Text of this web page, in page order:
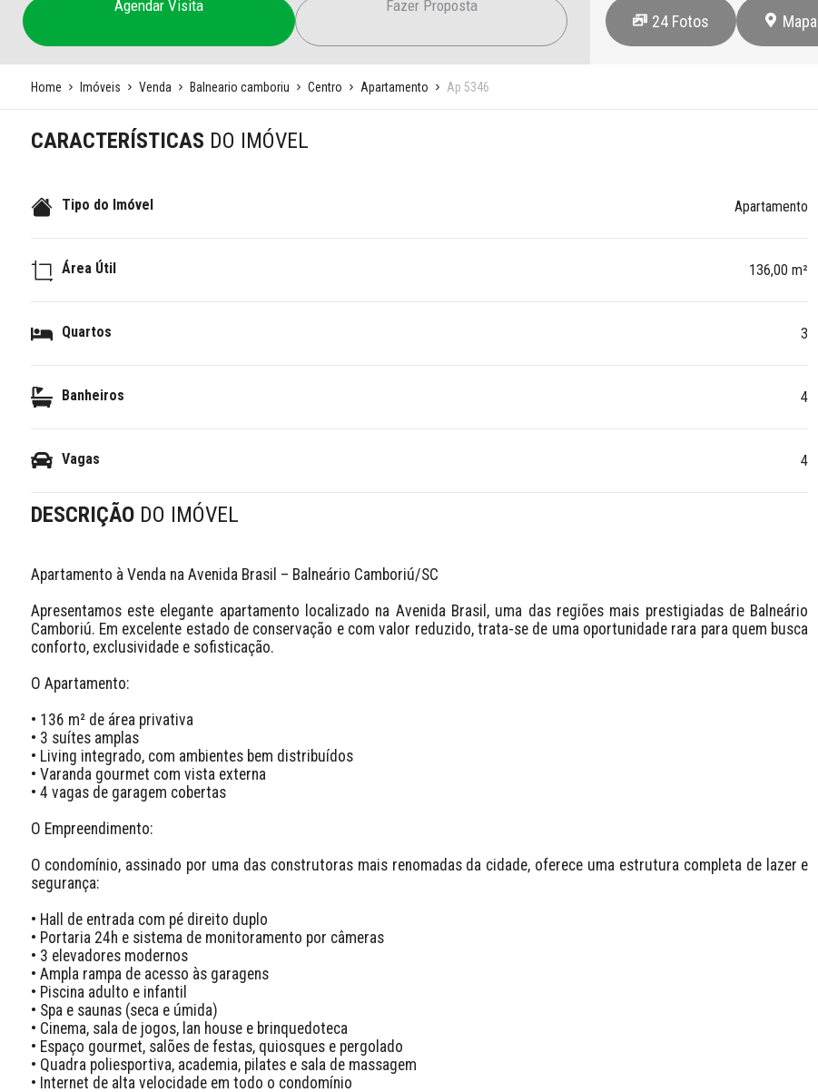
Agendar Visita Fazer Proposta
24 Fotos Mapa
Home Imóveis Venda Balneario camboriu Centro Apartamento Ap 5346
CARACTERÍSTICAS DO IMÓVEL
Tipo do Imóvel Apartamento
Área Útil 136,00 m²
Quartos 3
Banheiros 4
Vagas 4
DESCRIÇÃO DO IMÓVEL
Apartamento à Venda na Avenida Brasil – Balneário Camboriú/SC
Apresentamos este elegante apartamento localizado na Avenida Brasil, uma das regiões mais prestigiadas de Balneário
Camboriú. Em excelente estado de conservação e com valor reduzido, trata-se de uma oportunidade rara para quem busca
conforto, exclusividade e sofisticação.
O Apartamento:
• 136 m² de área privativa
• 3 suítes amplas
• Living integrado, com ambientes bem distribuídos
• Varanda gourmet com vista externa
• 4 vagas de garagem cobertas
O Empreendimento:
O condomínio, assinado por uma das construtoras mais renomadas da cidade, oferece uma estrutura completa de lazer e
segurança:
• Hall de entrada com pé direito duplo
• Portaria 24h e sistema de monitoramento por câmeras
• 3 elevadores modernos
• Ampla rampa de acesso às garagens
• Piscina adulto e infantil
• Spa e saunas (seca e úmida)
• Cinema, sala de jogos, lan house e brinquedoteca
• Espaço gourmet, salões de festas, quiosques e pergolado
• Quadra poliesportiva, academia, pilates e sala de massagem
• Internet de alta velocidade em todo o condomínio